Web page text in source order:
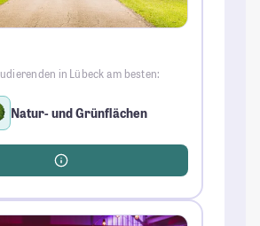
in Lübeck am besten:
Natur- und Grünflächen